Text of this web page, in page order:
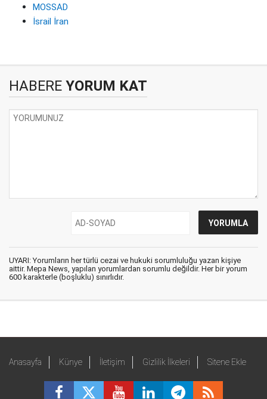
MOSSAD
İsrail İran
HABERE YORUM KAT
UYARI: Yorumların her türlü cezai ve hukuki sorumluluğu yazan kişiye
aittir. Mepa News, yapılan yorumlardan sorumlu değildir. Her bir yorum
600 karakterle (boşluklu) sınırlıdır.
Anasayfa Künye İletişim Gizlilik İlkeleri Sitene Ekle